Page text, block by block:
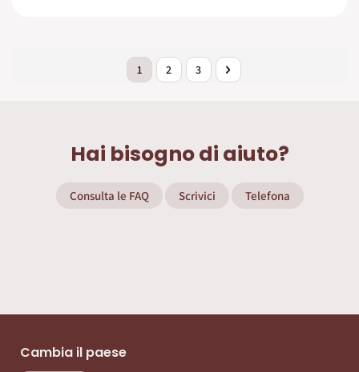
PaginaAttualmente stai leggendo la pagina
1 Pagina
2 Pagina
3 Pagina
Successivo
Hai bisogno di aiuto?
Consulta le FAQ Scrivici Telefona
Cambia il paese